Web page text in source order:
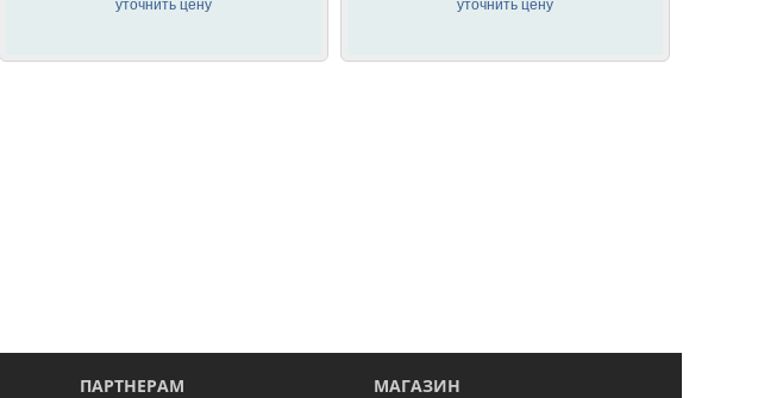
уточнить цену уточнить цену
МАГАЗИН
ПАРТНЕРАМ